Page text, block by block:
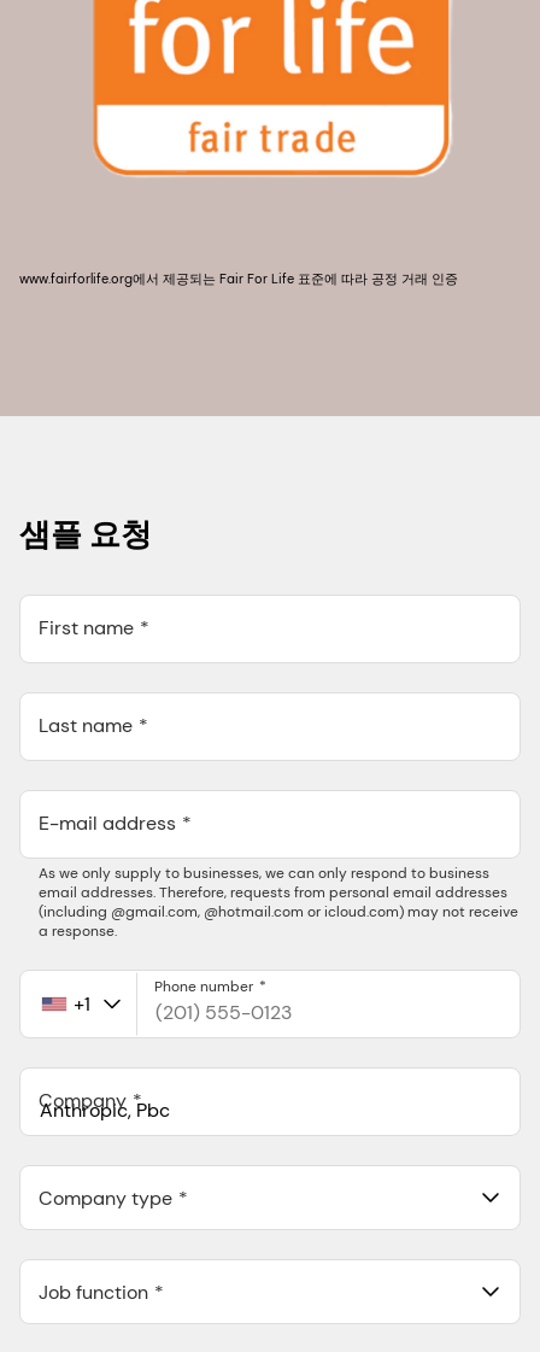
www.fairforlife.org에서 제공되는 Fair For Life 표준에 따라 공정 거래 인증
샘플 요청
First name
Last name
E-mail address
As we only supply to businesses, we can only respond to business
email addresses. Therefore, requests from personal email addresses
(including @gmail.com, @hotmail.com or icloud.com) may not receive
a response.
United
+1
Phone number
Company
548 Market St Pmb 90375, San Francisco, California, US
Company type
Job function